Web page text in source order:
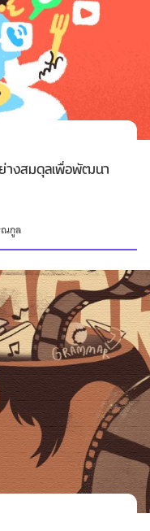
างสมดุลเพื่อพัฒนา
กูล